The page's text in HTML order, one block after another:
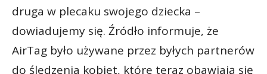
druga w plecaku swojego dziecka –
dowiadujemy się. Źródło informuje, że
AirTag było używane przez byłych partnerów
do śledzenia kobiet, które teraz obawiają się